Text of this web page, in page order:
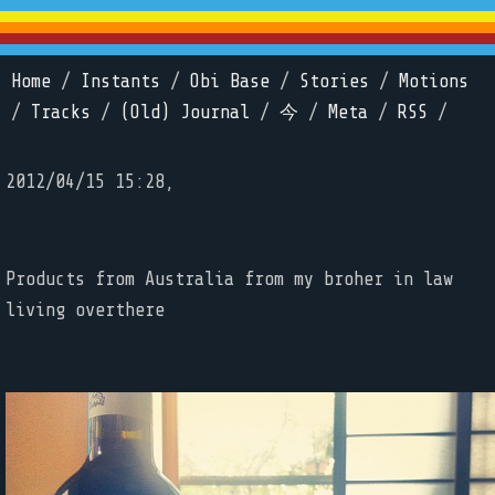
Home / Instants / Obi Base / Stories /
Motions
/ Tracks / (Old) Journal / 今 / Meta / RSS /
2012/04/15 15:28,
Products from Australia from my broher in law
living overthere